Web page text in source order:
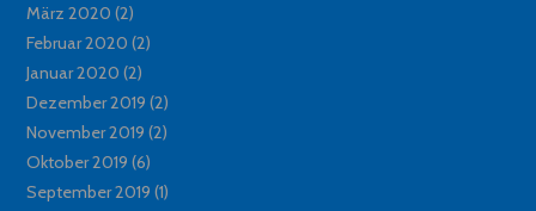
März 2020 (2)
Februar 2020 (2)
Januar 2020 (2)
Dezember 2019 (2)
November 2019 (2)
Oktober 2019 (6)
September 2019 (1)